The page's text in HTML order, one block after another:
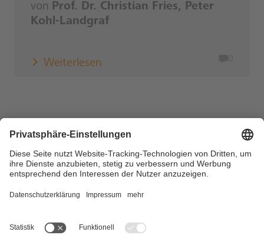
von Prof. Dr. Christian Fries, Peter
Kohl-Landgraf
Weiterlesen